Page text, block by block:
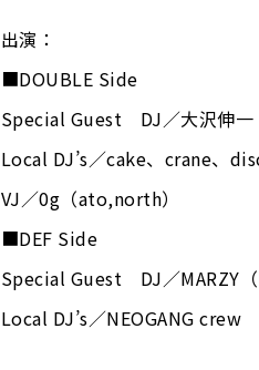
出演：
■DOUBLE Side
Special Guest DJ／大沢伸一
Local DJ’s／cake、crane、
VJ／0g（ato,north）
■DEF Side
Special Guest DJ／MARZY（
Local DJ’s／NEOGANG crew